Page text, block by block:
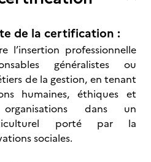
de la certification :
l’insertion professionnelle
généralistes ou
de la gestion, en tenant
humaines, éthiques et
dans un
porté par la
sociales.